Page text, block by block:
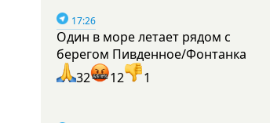
17:26
Один в море летает рядом с
берегом Пивденное/Фонтанка
32
12 1